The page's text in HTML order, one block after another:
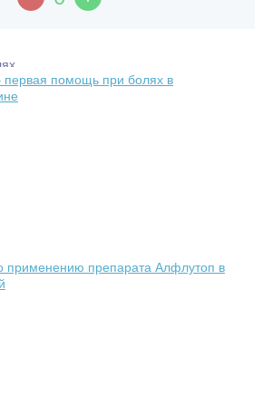
первая помощь при болях в
применению препарата Алфлутоп в